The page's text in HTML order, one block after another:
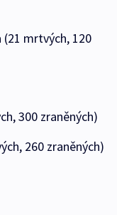
mrtvých, 120
300 zraněných)
260 zraněných)